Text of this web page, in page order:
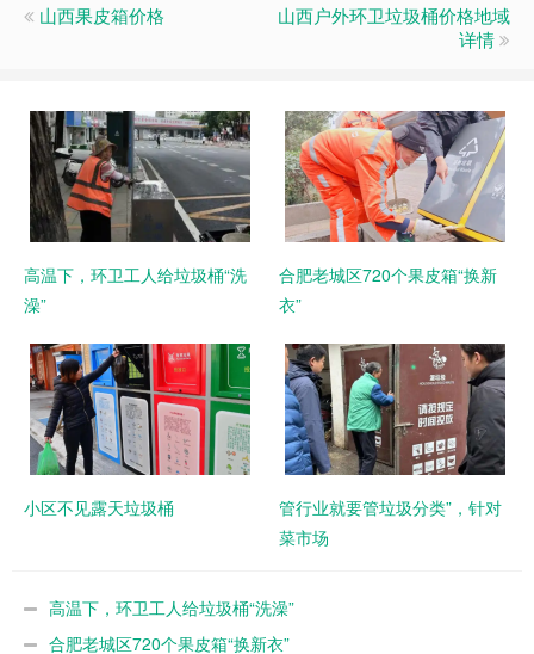
山西果皮箱价格
山西户外环卫垃圾桶价格地域
详情
高温下，环卫工人给垃圾桶“洗
澡”
合肥老城区720个果皮箱“换新
衣”
小区不见露天垃圾桶
管行业就要管垃圾分类”，针对
菜市场
高温下，环卫工人给垃圾桶“洗澡”
合肥老城区720个果皮箱“换新衣”